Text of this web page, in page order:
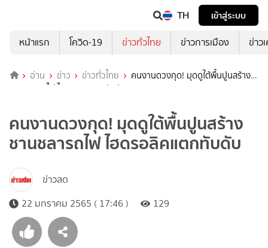
TH
เข้าสู่ระบบ
หน้าแรก
โควิด-19 ข่าวทั่วไทย ข่าวการเมือง ข่าว
อ่าน ข่าว ข่าวทั่วไทย
คนงานดวงกุด! มุดดูใต้พื้นปูนสร้าง
ชานชลารถไฟ ไฮดรอลิคแตกทับดับ
คนงานดวงกุด! มุดดูใต้พื้นปูนสร้าง
ชานชลารถไฟ ไฮดรอลิคแตกทับดับ
ข่าวสด
22 มกราคม 2565 ( 17:46 )
129